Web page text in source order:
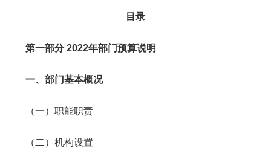
目 录
第一部分 2022年部门预算说明
一、部门基本概况
（一）职能职责
（二）机构设置